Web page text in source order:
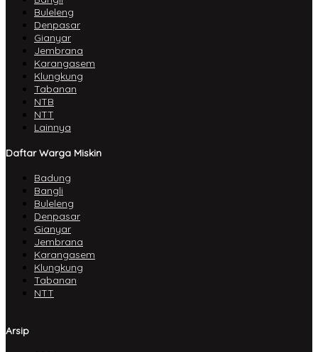
Buleleng
Denpasar
Gianyar
Jembrana
Karangasem
Klungkung
Tabanan
NTB
NTT
Lainnya
Daftar Warga Miskin
Badung
Bangli
Buleleng
Denpasar
Gianyar
Jembrana
Karangasem
Klungkung
Tabanan
NTT
Arsip